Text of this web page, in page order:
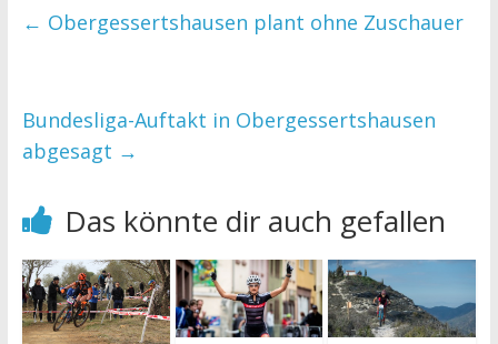
← Obergessertshausen plant ohne Zuschauer
Bundesliga-Auftakt in Obergessertshausen
abgesagt →
Das könnte dir auch gefallen